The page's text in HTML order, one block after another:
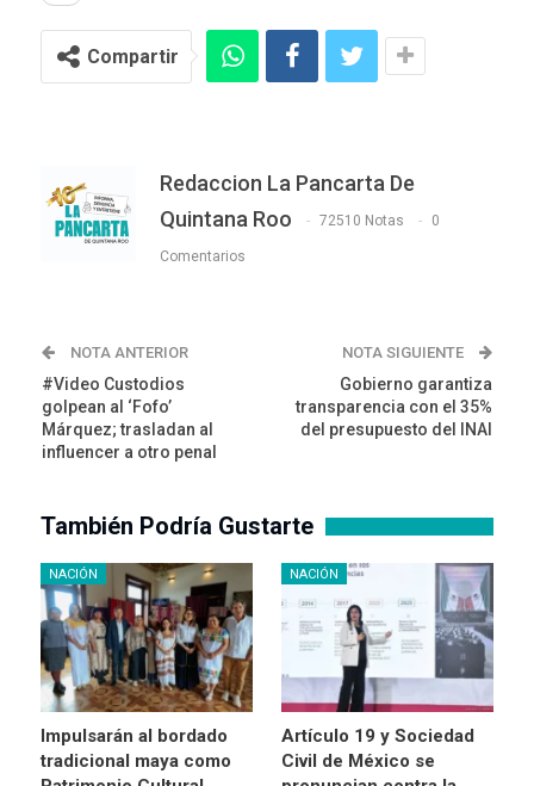
Compartir
Redaccion La Pancarta De
Quintana Roo
72510 Notas 0
Comentarios
NOTA ANTERIOR
#Video Custodios
golpean al ‘Fofo’
Márquez; trasladan al
influencer a otro penal
NOTA SIGUIENTE
Gobierno garantiza
transparencia con el 35%
del presupuesto del INAI
También Podría Gustarte
NACIÓN
Impulsarán al bordado
tradicional maya como
NACIÓN
Artículo 19 y Sociedad
Civil de México se